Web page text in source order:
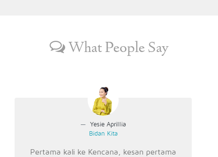
What People Say
Yesie Aprillia
Bidan Kita
Pertama kali ke Kencana, kesan pertama